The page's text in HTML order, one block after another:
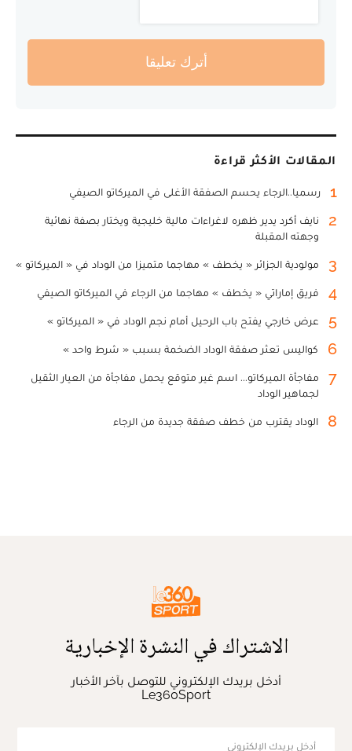
أترك تعليقا
المقالات الأكثر قراءة
1 رسميا..الرجاء يحسم الصفقة الأغلى في الميركاتو الصيفي
2
نايف أكرد يدير ظهره لاغراءات مالية خليجية ويختار بصفة نهائية
وجهته المقبلة
3 مولودية الجزائر « يخطف » مهاجما متميزا من الوداد في « الميركاتو »
4 فريق إماراتي « يخطف » مهاجما من الرجاء في الميركاتو الصيفي
5 عرض خارجي يفتح باب الرحيل أمام نجم الوداد في « الميركاتو »
6 كواليس تعثر صفقة الوداد الضخمة بسبب « شرط واحد »
7
مفاجأة الميركاتو... اسم غير متوقع يحمل مفاجأة من العيار الثقيل
لجماهير الوداد
8 الوداد يقترب من خطف صفقة جديدة من الرجاء
الاشتراك في النشرة الإخبارية
أدخل بريدك الإلكتروني للتوصل بآخر الأخبار
Le360Sport